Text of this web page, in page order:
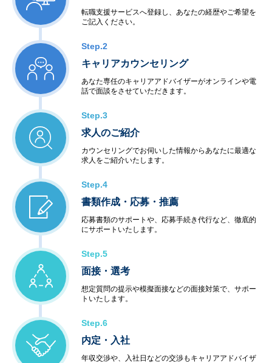
転職支援サービスへ登録し、あなたの経歴やご希望を
ご記入ください。
Step.2
キャリアカウンセリング
あなた専任のキャリアアドバイザーがオンラインや電
話で面談をさせていただきます。
Step.3
求人のご紹介
カウンセリングでお伺いした情報からあなたに最適な
求人をご紹介いたします。
Step.4
書類作成・応募・推薦
応募書類のサポートや、応募手続き代行など、徹底的
にサポートいたします。
Step.5
面接・選考
想定質問の提示や模擬面接などの面接対策で、サポー
トいたします。
Step.6
内定・入社
年収交渉や、入社日などの交渉もキャリアアドバイザ